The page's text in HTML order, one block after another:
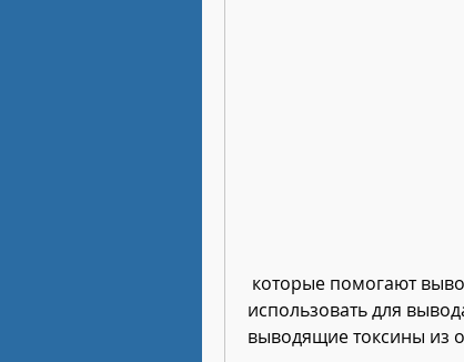
использовать для
выводящие токсины из